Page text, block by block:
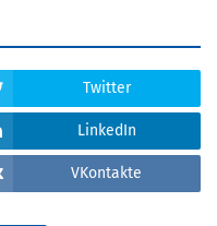
Twitter
LinkedIn
VKontakte